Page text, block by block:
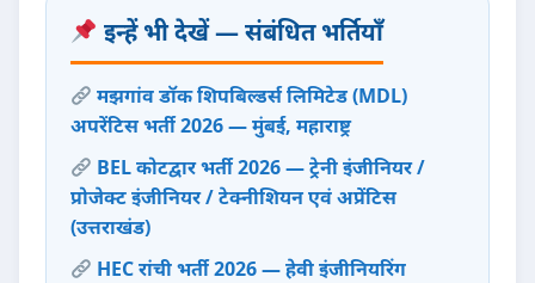
इन्हें भी देखें — संबंधित भर्तियाँ
मझगांव डॉक शिपबिल्डर्स लिमिटेड (MDL)
अपरेंटिस भर्ती 2026 — मुंबई, महाराष्ट्र
BEL कोटद्वार भर्ती 2026 — ट्रेनी इंजीनियर /
प्रोजेक्ट इंजीनियर / टेक्नीशियन एवं अप्रेंटिस
(उत्तराखंड)
HEC रांची भर्ती 2026 — हेवी इंजीनियरिंग